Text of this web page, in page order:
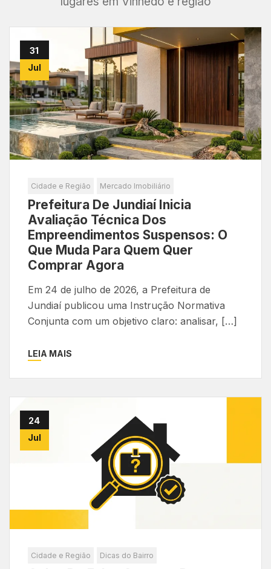
31
Jul
Cidade e Região Mercado Imobiliário
Prefeitura De Jundiaí Inicia
Avaliação Técnica Dos
Empreendimentos Suspensos: O
Que Muda Para Quem Quer
Comprar Agora
Em 24 de julho de 2026, a Prefeitura de
Jundiaí publicou uma Instrução Normativa
Conjunta com um objetivo claro: analisar, […]
LEIA MAIS
24
Jul
Cidade e Região Dicas do Bairro